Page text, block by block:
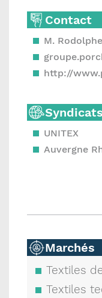
Contact
M.
http://
UNITEX
Auvergne
Marchés
Textiles
Textiles